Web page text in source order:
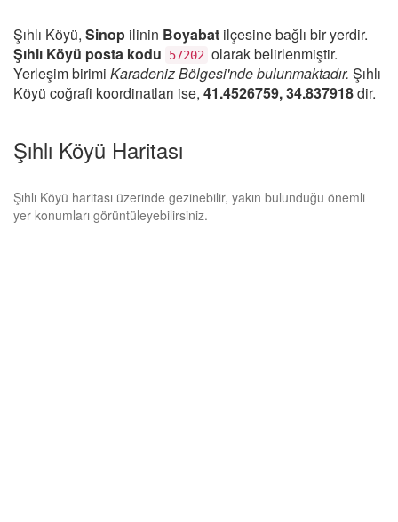
Şıhlı Köyü, Sinop ilinin Boyabat ilçesine bağlı bir yerdir.
Şıhlı Köyü posta kodu
57202 olarak belirlenmiştir.
Yerleşim birimi Karadeniz Bölgesi'nde bulunmaktadır. Şıhlı
Köyü coğrafi koordinatları ise, 41.4526759, 34.837918dir.
Şıhlı Köyü Haritası
Şıhlı Köyü haritası üzerinde gezinebilir, yakın bulunduğu önemli
yer konumları görüntüleyebilirsiniz.